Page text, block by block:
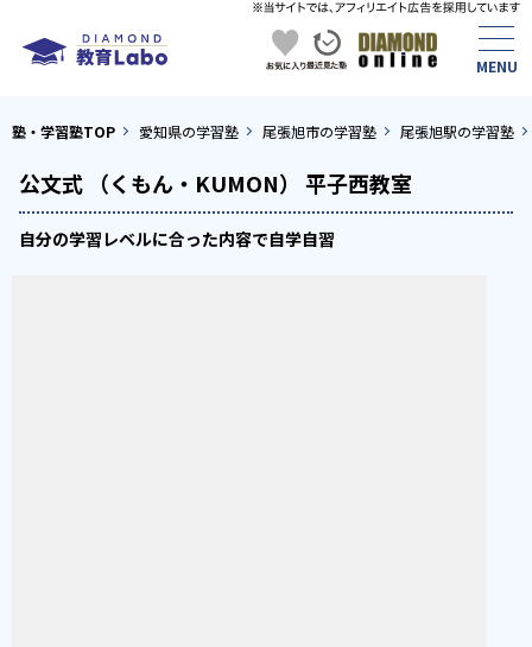
塾・学習塾TOP 愛知県の学習塾 尾張旭市の学習塾 尾張旭駅の学習塾
公文式 （くもん・KUMON） 平子西教室
自分の学習レベルに合った内容で自学自習